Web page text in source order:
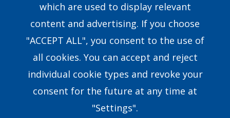
Our Team
Research & Development
8351 E.Walker Springs Lane, Suite 403 Knoxville,
which are used to display relevant
content and advertising. If you choose
"ACCEPT ALL", you consent to the use of
all cookies. You can accept and reject
individual cookie types and revoke your
consent for the future at any time at
"Settings".